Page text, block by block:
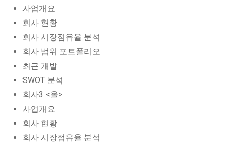
사업개요
회사 현황
회사 시장점유율 분석
회사 범위 포트폴리오
최근 개발
SWOT 분석
회사3 <올>
사업개요
회사 현황
회사 시장점유율 분석